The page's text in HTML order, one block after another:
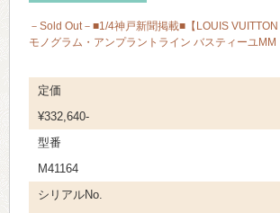
－Sold Out－■1/4神戸新聞掲載■【LOUIS VUITTON
モノグラム・アンプラントライン バスティーユ
定価
¥332,640-
型番
M41164
シリアルNo.
> お問い合わせ